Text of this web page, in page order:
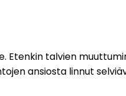
Etenkin talvien
ansiosta linnut